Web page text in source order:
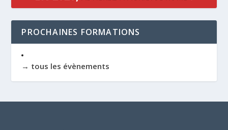
PROCHAINES FORMATIONS
→ tous les évènements